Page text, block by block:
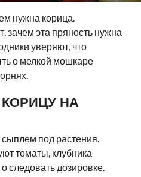
нужна корица.
зачем эта пряность нужна
уверяют, что
о мелкой мошкаре
НА
под растения.
томаты, клубника
следовать дозировке.